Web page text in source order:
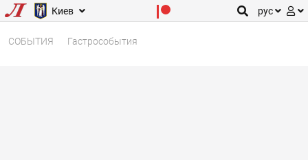
Киев рус
СОБЫТИЯ Гастрособытия